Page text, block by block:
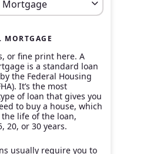
or fine print here. A
is a standard loan
the Federal Housing
It’s the most
of loan that gives you
to buy a house, which
life of the loan,
20, or 30 years.
usually require you to